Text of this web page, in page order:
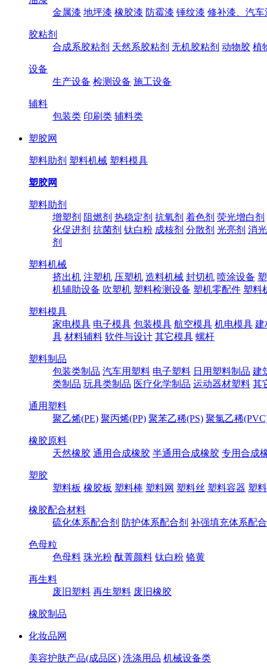
金属漆 地坪漆 橡胶漆 防霉漆 锤纹漆 修补漆、汽车
胶粘剂
合成系胶粘剂 天然系胶粘剂 无机胶粘剂 动物胶 植
设备
生产设备 检测设备 施工设备
辅料
包装类 印刷类 辅料类
塑胶网
塑料助剂 塑料机械 塑料模具
塑胶网
塑料助剂
增塑剂 阻燃剂 热稳定剂 抗氧剂 着色剂 荧光增白剂
化促进剂 抗菌剂 钛白粉 成核剂 分散剂 光亮剂 消
剂
塑料机械
挤出机 注塑机 压塑机 造料机械 封切机 喷涂设备
机辅助设备 吹塑机 塑料检测设备 塑机零配件 塑料
塑料模具
家电模具 电子模具 包装模具 航空模具 机电模具 建
具 材料辅料 软件与设计 其它模具 螺杆
塑料制品
包装类制品 汽车用塑料 电子塑料 日用塑料制品 建
类制品 玩具类制品 医疗化学制品 运动器材塑料 其
通用塑料
聚乙烯(PE) 聚丙烯(PP) 聚苯乙稀(PS) 聚氯乙稀
橡胶原料
天然橡胶 通用合成橡胶 半通用合成橡胶 专用合成
塑胶
塑料板 橡胶板 塑料棒 塑料网 塑料丝 塑料容器 塑
橡胶配合材料
硫化体系配合剂 防护体系配合剂 补强填充体系配
色母粒
色母料 珠光粉 酞菁颜料 钛白粉 铬黄
再生料
废旧塑料 再生塑料 废旧橡胶
橡胶制品
化妆品网
美容护肤产品(成品区) 洗涤用品 机械设备类